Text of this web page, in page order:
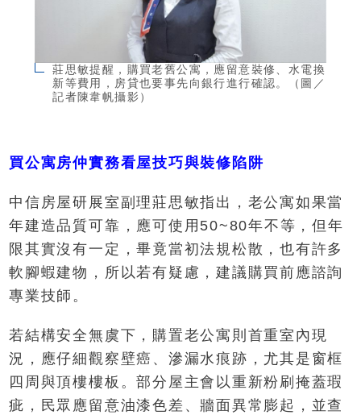
莊思敏提醒，購買老舊公寓，應留意裝修、水電換
新等費用，房貸也要事先向銀行進行確認。（圖／
記者陳韋帆攝影）
買公寓房仲實務看屋技巧與裝修陷阱
中信房屋研展室副理莊思敏指出，老公寓如果當
年建造品質可靠，應可使用50~80年不等，但年
限其實沒有一定，畢竟當初法規松散，也有許多
軟腳蝦建物，所以若有疑慮，建議購買前應諮詢
專業技師。
若結構安全無虞下，購置老公寓則首重室內現
況，應仔細觀察壁癌、滲漏水痕跡，尤其是窗框
四周與頂樓樓板。部分屋主會以重新粉刷掩蓋瑕
疵，民眾應留意油漆色差、牆面異常膨起，並查